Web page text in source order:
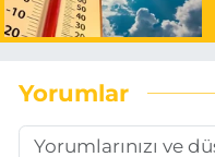
Yorumlar